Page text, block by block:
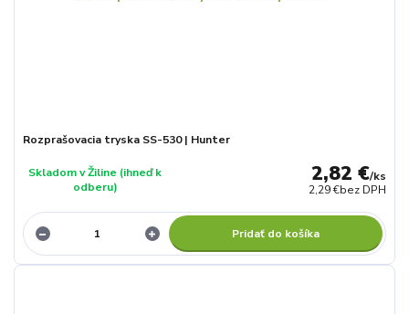
Rozprašovacia tryska SS-530 | Hunter
2,82 €/ks
2,29 €bez DPH
Skladom v Žiline (ihneď k
odberu)
Pridať do košíka